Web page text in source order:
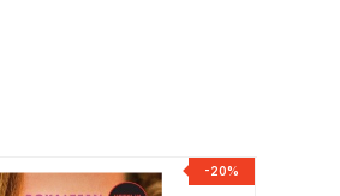
-20%